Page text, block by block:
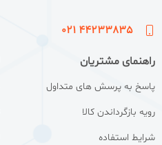
44233835 021
راهنمای مشتریان
پاسخ به پرسش های متداول
رویه بازگرداندن کالا
شرایط استفاده